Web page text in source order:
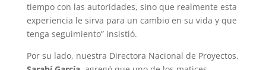
tiempo con las autoridades, sino que realmente esta
experiencia le sirva para un cambio en su vida y que
tenga seguimiento” insistió.
Por su lado, nuestra Directora Nacional de Proyectos,